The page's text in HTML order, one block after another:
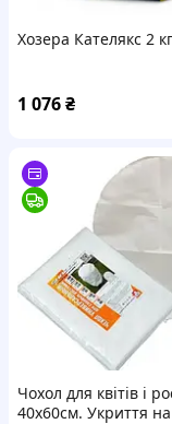
Хозера Кателякс 2 кг
1 076₴
Чохол для квітів і
40х60см. Укриття